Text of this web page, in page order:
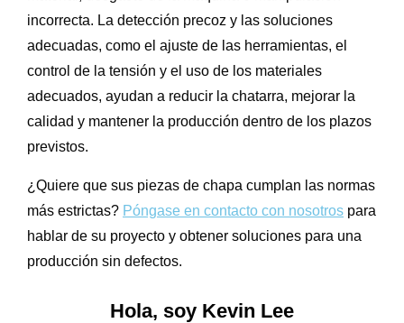
incorrecta. La detección precoz y las soluciones
adecuadas, como el ajuste de las herramientas, el
control de la tensión y el uso de los materiales
adecuados, ayudan a reducir la chatarra, mejorar la
calidad y mantener la producción dentro de los plazos
previstos.
¿Quiere que sus piezas de chapa cumplan las normas
más estrictas? Póngase en contacto con nosotros para
hablar de su proyecto y obtener soluciones para una
producción sin defectos.
Hola, soy Kevin Lee